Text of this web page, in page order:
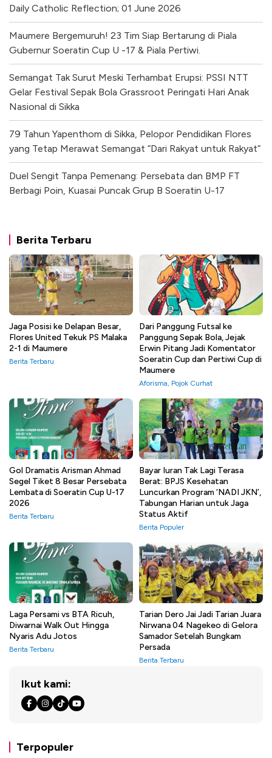
Daily Catholic Reflection; 01 June 2026
Maumere Bergemuruh! 23 Tim Siap Bertarung di Piala
Gubernur Soeratin Cup U -17 & Piala Pertiwi.
Semangat Tak Surut Meski Terhambat Erupsi: PSSI NTT
Gelar Festival Sepak Bola Grassroot Peringati Hari Anak
Nasional di Sikka
79 Tahun Yapenthom di Sikka, Pelopor Pendidikan Flores
yang Tetap Merawat Semangat “Dari Rakyat untuk Rakyat“
Duel Sengit Tanpa Pemenang: Persebata dan BMP FT
Berbagi Poin, Kuasai Puncak Grup B Soeratin U-17
Berita Terbaru
Jaga Posisi ke Delapan Besar,
Flores United Tekuk PS Malaka
2-1 di Maumere
Berita Terbaru
Dari Panggung Futsal ke
Panggung Sepak Bola, Jejak
Erwin Pitang Jadi Komentator
Soeratin Cup dan Pertiwi Cup di
Maumere
Aforisma, Pojok Curhat
Gol Dramatis Arisman Ahmad
Segel Tiket 8 Besar Persebata
Lembata di Soeratin Cup U-17
2026
Berita Terbaru
Bayar Iuran Tak Lagi Terasa
Berat: BPJS Kesehatan
Luncurkan Program ‘NADI JKN’,
Tabungan Harian untuk Jaga
Status Aktif
Berita Populer
Laga Persami vs BTA Ricuh,
Diwarnai Walk Out Hingga
Nyaris Adu Jotos
Berita Terbaru
Tarian Dero Jai Jadi Tarian Juara
Nirwana 04 Nagekeo di Gelora
Samador Setelah Bungkam
Persada
Berita Terbaru
Ikut kami:
Terpopuler